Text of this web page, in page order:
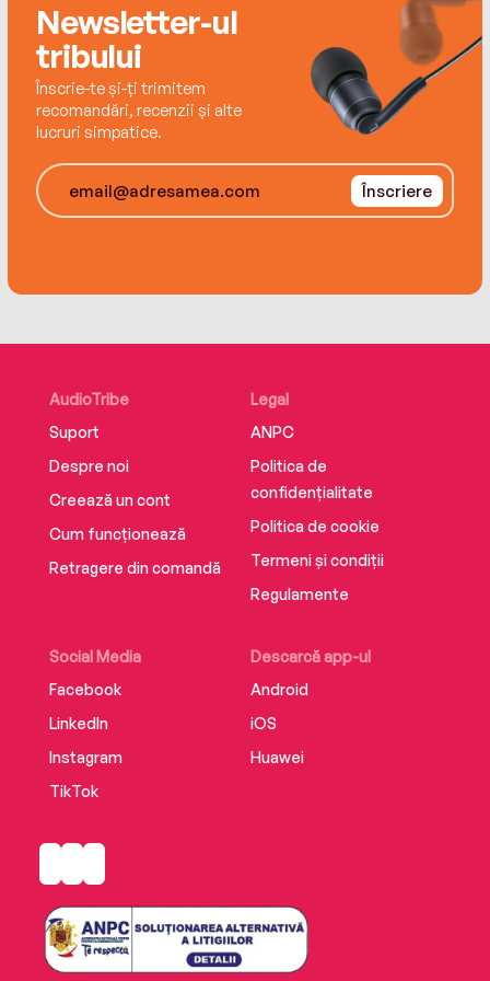
Read by Peter Friedman
Newsletter-ul
tribului
Înscrie-te și-ți trimitem
recomandări, recenzii și alte
lucruri simpatice.
Înscriere
AudioTribe
Suport
Despre noi
Creează un cont
Cum funcționează
Retragere din comandă
Social Media
Facebook
LinkedIn
Instagram
TikTok
Descarcă app-ul
Android
iOS
Huawei
Legal
ANPC
Politica de
confidențialitate
Politica de cookie
Termeni și condiții
Regulamente